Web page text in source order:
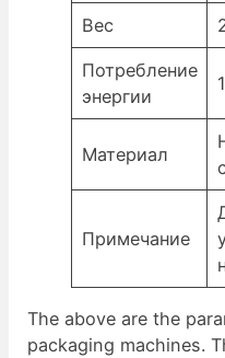
Вес
Потребление
энергии
Материал
Примечание
The above are the
packaging machines.